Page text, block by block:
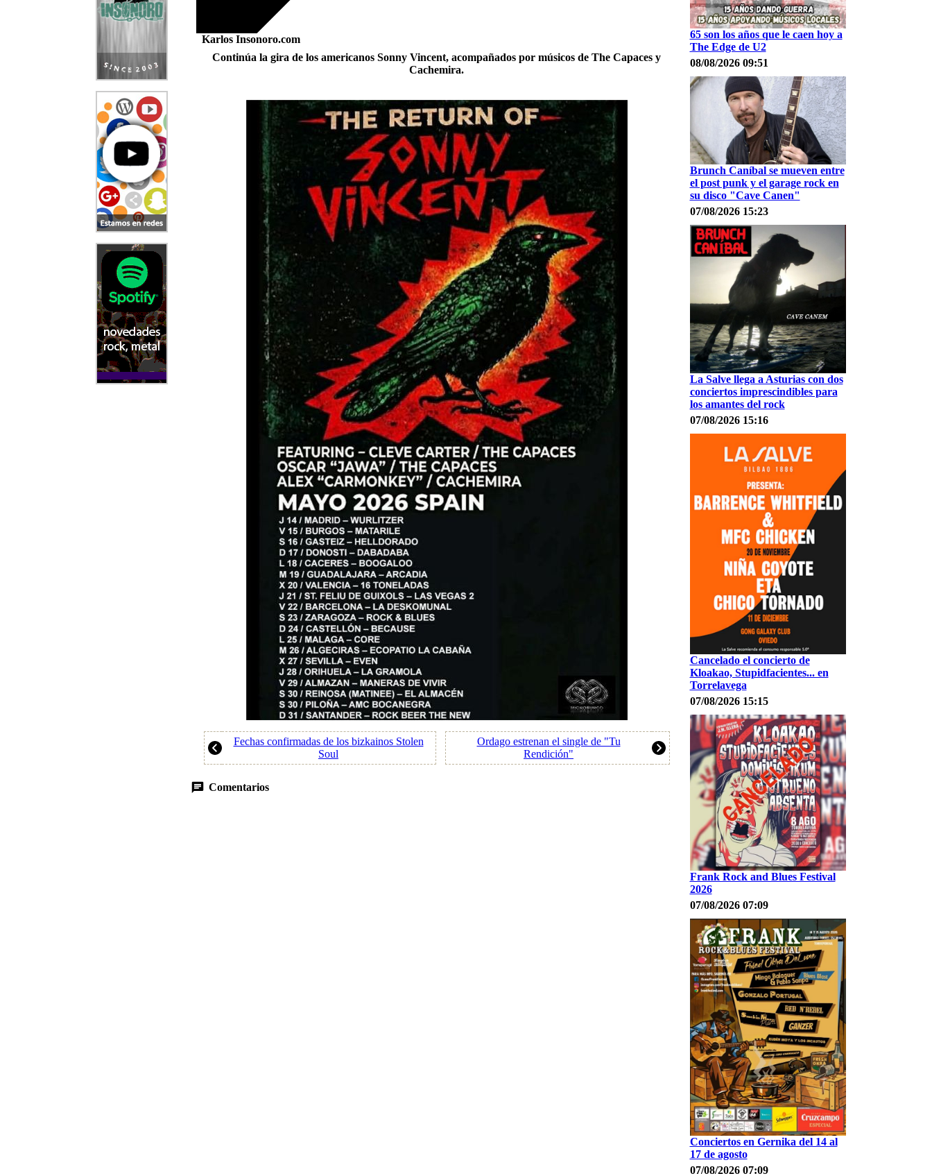
Karlos Insonoro.com
Continúa la gira de los americanos Sonny Vincent, acompañados por músicos de The Capaces y
Cachemira.
Fechas confirmadas de los bizkainos Stolen
Soul
Ordago estrenan el single de "Tu
Rendición"
Comentarios
65 son los años que le caen hoy a
The Edge de U2
08/08/2026 09:51
Brunch Caníbal se mueven entre
el post punk y el garage rock en
su disco "Cave Canen"
07/08/2026 15:23
La Salve llega a Asturias con dos
conciertos imprescindibles para
los amantes del rock
07/08/2026 15:16
Cancelado el concierto de
Kloakao, Stupidfacientes... en
Torrelavega
07/08/2026 15:15
Frank Rock and Blues Festival
2026
07/08/2026 07:09
Conciertos en Gernika del 14 al
17 de agosto
07/08/2026 07:09